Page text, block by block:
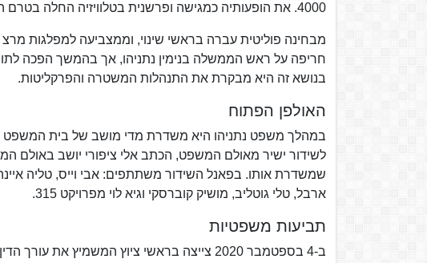
4000. את הופעותיה כמגישה ופרשנית בטלוויזיה החלה בטרם הסתיים משפטו של קצב.
חריפה על ראש הממשלה בנימין נתניהו, אך בהמשך הפכה
בנושא זה היא מבקרת את התנהלות המשטרה והפרקליטות.
האולפן הפתוח
במהלך משפט נתניהו היא משדרת מדי מושב של בית המשפט
לשידור ישיר מאולם המשפט, הכתב אלי ציפורי יושב
שמשדרת אותו. בפאנל השידור משתתפים: אבי וייס, טליה
ארבל, טלי גוטליב, מושיק קוברסקי וגיא לוי מפרויקט 315.
תביעות משפטיות
ב-4 בספטמבר 2020 צייצה בראשי ציוץ המשמיץ